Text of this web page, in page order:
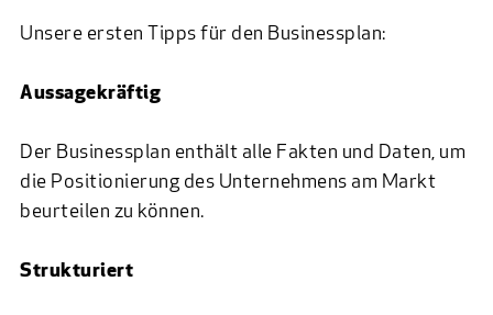
Unsere ersten Tipps für den Businessplan:
Aussagekräftig
Der Businessplan enthält alle Fakten und Daten, um
die Positionierung des Unternehmens am Markt
beurteilen zu können.
Strukturiert